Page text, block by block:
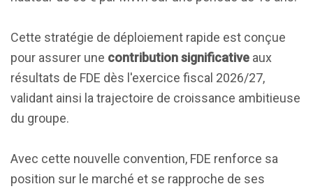
Cette stratégie de déploiement rapide est conçue
pour assurer une contribution significative aux
résultats de FDE dès l'exercice fiscal 2026/27,
validant ainsi la trajectoire de croissance ambitieuse
du groupe.
Avec cette nouvelle convention, FDE renforce sa
position sur le marché et se rapproche de ses